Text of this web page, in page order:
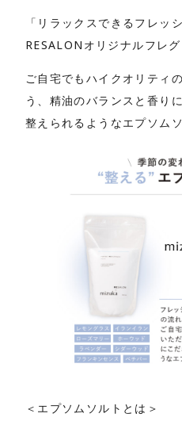
「リラックスできるフレッ
RESALONオリジナルフレグ
ご自宅でもハイクオリティ
う、精油のバランスと香り
整えられるようなエプソムソ
＜エプソムソルトとは＞